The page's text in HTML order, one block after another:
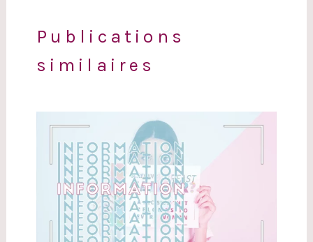
Publications
similaires